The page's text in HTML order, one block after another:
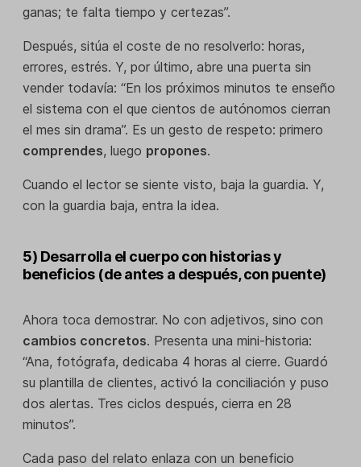
ganas; te falta tiempo y certezas”.
Después, sitúa el coste de no resolverlo: horas,
errores, estrés. Y, por último, abre una puerta sin
vender todavía: “En los próximos minutos te enseño
el sistema con el que cientos de autónomos cierran
el mes sin drama”. Es un gesto de respeto: primero
comprendes, luego propones.
Cuando el lector se siente visto, baja la guardia. Y,
con la guardia baja, entra la idea.
5) Desarrolla el cuerpo con historias y
beneficios (de antes a después, con puente)
Ahora toca demostrar. No con adjetivos, sino con
cambios concretos. Presenta una mini-historia:
“Ana, fotógrafa, dedicaba 4 horas al cierre. Guardó
su plantilla de clientes, activó la conciliación y puso
dos alertas. Tres ciclos después, cierra en 28
minutos”.
Cada paso del relato enlaza con un beneficio